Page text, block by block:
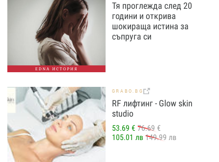
EDNA ИСТОРИЯ
Тя проглежда след 20
години и открива
шокираща истина за
съпруга си
GRABO.BG
RF лифтинг - Glow skin
studio
53.69 € 76.69 €
105.01 лв 149.99 лв